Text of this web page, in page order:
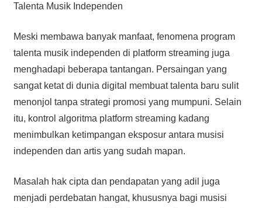
Talenta Musik Independen
Meski membawa banyak manfaat, fenomena program
talenta musik independen di platform streaming juga
menghadapi beberapa tantangan. Persaingan yang
sangat ketat di dunia digital membuat talenta baru sulit
menonjol tanpa strategi promosi yang mumpuni. Selain
itu, kontrol algoritma platform streaming kadang
menimbulkan ketimpangan eksposur antara musisi
independen dan artis yang sudah mapan.
Masalah hak cipta dan pendapatan yang adil juga
menjadi perdebatan hangat, khususnya bagi musisi